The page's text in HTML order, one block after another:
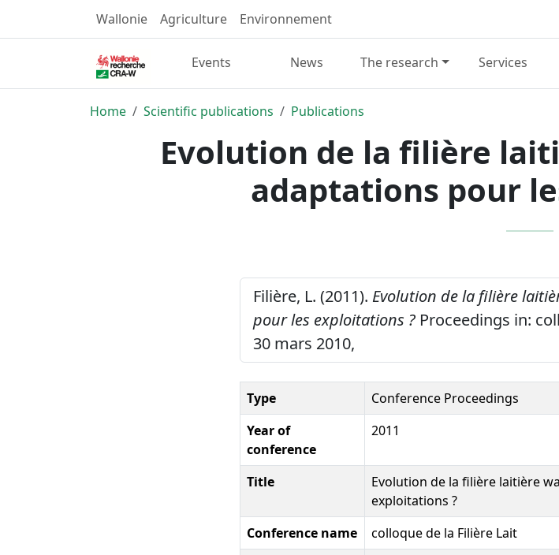
Wallonie Agriculture Environnement
Events News The research Services
Home Scientific publications Publications
Evolution de la filière
adaptations pour
Filière, L. (2011). Evolution de la filière
pour les exploitations ? Proceedings in:
30 mars 2010,
Type
Conference Proceedings
Year of
conference
2011
Title
Evolution de la filière laitière
exploitations ?
Conference name
colloque de la Filière Lait